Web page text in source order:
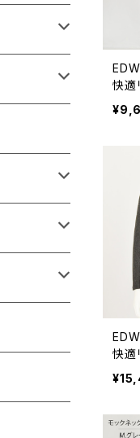
快適
ンツ
ウン
快適
ャケ
グレー